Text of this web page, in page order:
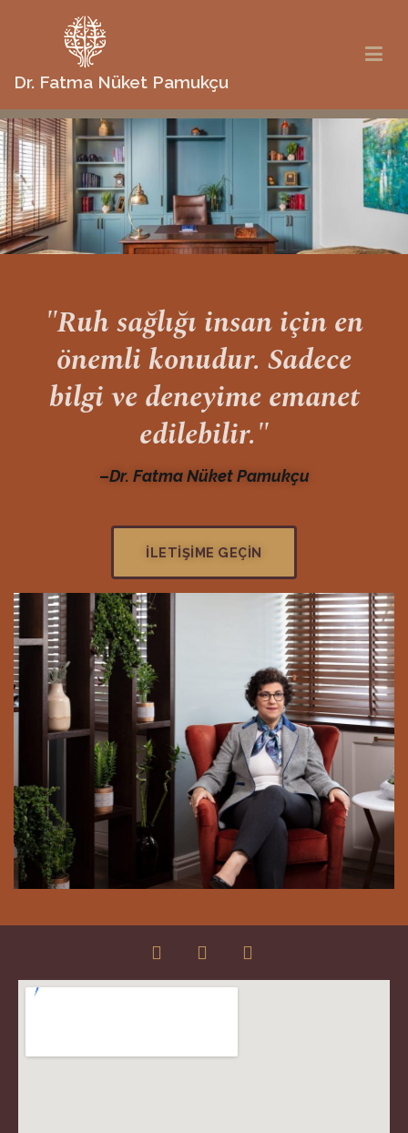
Dr. Fatma Nüket Pamukçu
"Ruh sağlığı insan için en
önemli konudur. Sadece
bilgi ve deneyime emanet
edilebilir."
–Dr. Fatma Nüket Pamukçu
İLETIŞIME GEÇIN